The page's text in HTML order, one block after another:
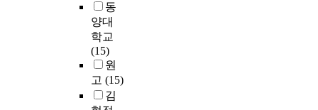
동
양대
학교
(15)
원
고 (15)
김